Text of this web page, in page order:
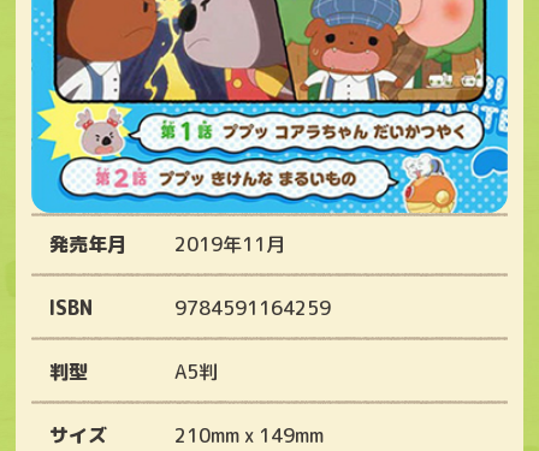
発売年月 2019年11月
ISBN 9784591164259
判型 A5判
サイズ 210mm x 149mm